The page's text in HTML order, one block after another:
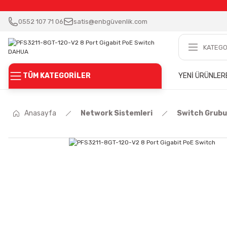
0552 107 71 06 satis@enbgüvenlik.com
TÜM KATEGORİLER YENİ ÜRÜNLER
Anasayfa Network Sistemleri Switch Grubu